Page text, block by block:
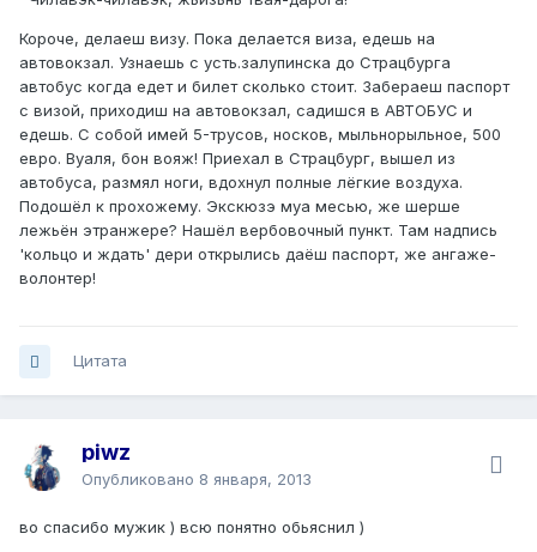
Короче, делаеш визу. Пока делается виза, едешь на
автовокзал. Узнаешь с усть.залупинска до Страцбурга
автобус когда едет и билет сколько стоит. Забераеш паспорт
с визой, приходиш на автовокзал, садишся в АВТОБУС и
едешь. С собой имей 5-трусов, носков, мыльнорыльное, 500
евро. Вуаля, бон вояж! Приехал в Страцбург, вышел из
автобуса, размял ноги, вдохнул полные лёгкие воздуха.
Подошёл к прохожему. Экскюзэ муа месью, же шерше
лежьён этранжере? Нашёл вербовочный пункт. Там надпись
'кольцо и ждать' дери открылись даёш паспорт, же ангаже-
волонтер!
Цитата
piwz
Опубликовано 8 января, 2013
во спасибо мужик ) всю понятно обьяснил )